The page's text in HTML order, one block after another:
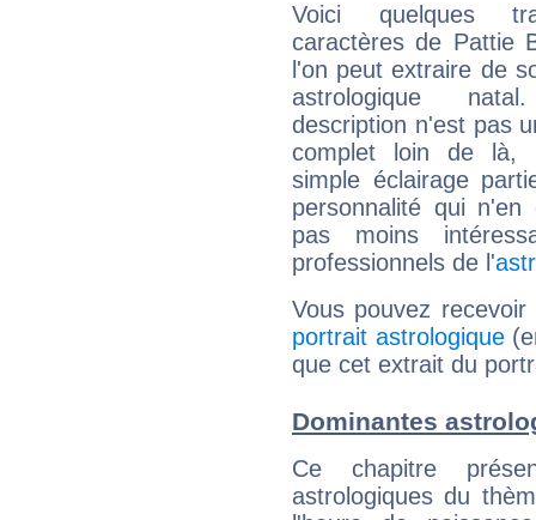
Voici quelques
caractères de Pattie
l'on peut extraire de
astrologique
description n'est pas
complet loin de là,
simple éclairage
personnalité qui n'en
pas moins
professionnels de l'
Vous pouvez
portrait astrologique
que cet extrait du
Dominantes
Ce chapitre
astrologiques du